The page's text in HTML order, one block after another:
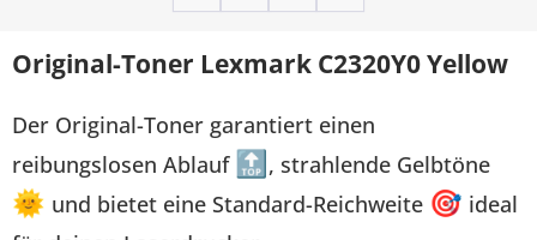
Original-Toner Lexmark C2320Y0 Yellow
Der Original-Toner garantiert einen
reibungslosen Ablauf 🔝 , strahlende Gelbtöne
🌞 und bietet eine Standard-Reichweite 🎯 ideal